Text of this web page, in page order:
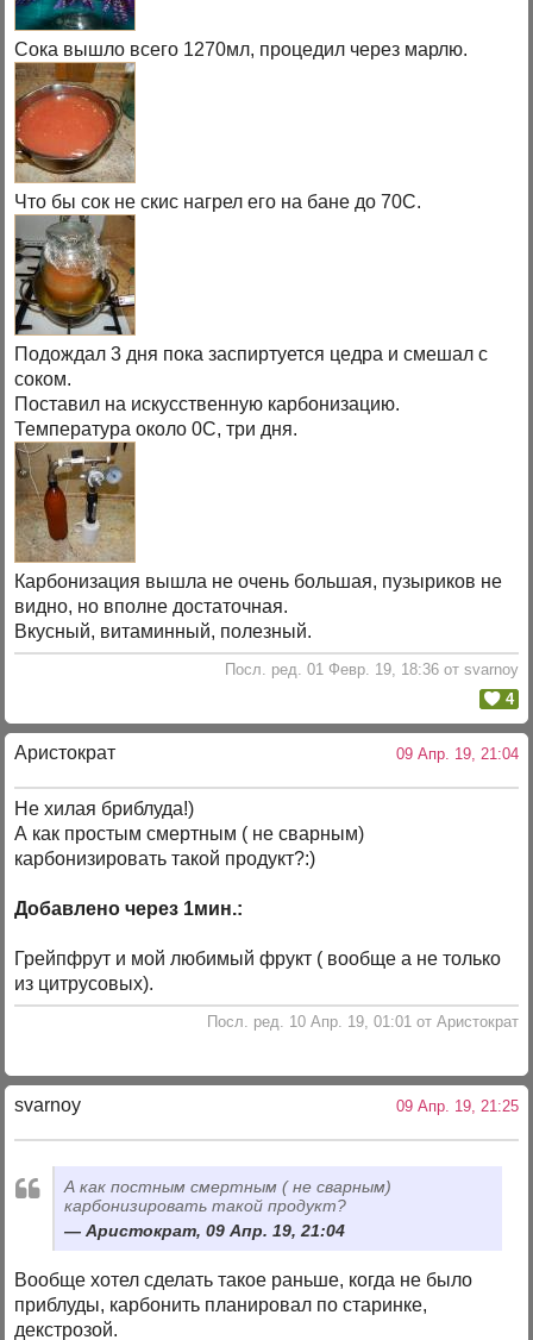
Сока вышло всего 1270мл, процедил через марлю.
Что бы сок не скис нагрел его на бане до 70С.
Подождал 3 дня пока заспиртуется цедра и смешал с
соком.
Поставил на искусственную карбонизацию.
Температура около 0С, три дня.
Карбонизация вышла не очень большая, пузыриков не
видно, но вполне достаточная.
Вкусный, витаминный, полезный.
Посл. ред. 01 Февр. 19, 18:36 от svarnoy
4
Аристократ 09 Апр. 19, 21:04
Не хилая бриблуда!)
А как простым смертным ( не сварным)
карбонизировать такой продукт?:)
Добавлено через 1мин.:
Грейпфрут и мой любимый фрукт ( вообще а не только
из цитрусовых).
Посл. ред. 10 Апр. 19, 01:01 от Аристократ
svarnoy 09 Апр. 19, 21:25
А как постным смертным ( не сварным)
карбонизировать такой продукт?
Аристократ, 09 Апр. 19, 21:04
Вообще хотел сделать такое раньше, когда не было
приблуды, карбонить планировал по старинке,
декстрозой.